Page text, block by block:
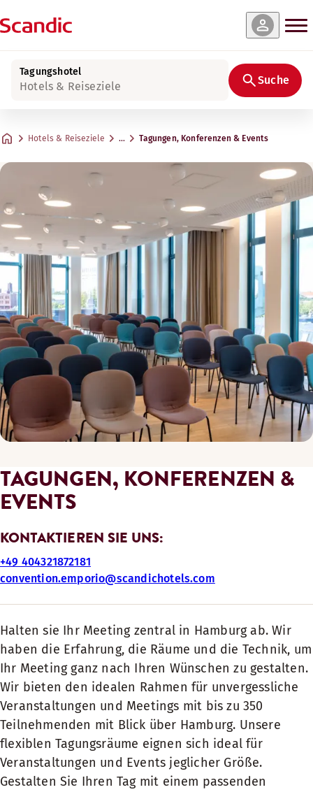
Tagungshotel
Hotels & Reiseziele Suche
Hotels & Reiseziele … Tagungen, Konferenzen & Events
TAGUNGEN, KONFERENZEN &
EVENTS
KONTAKTIEREN SIE UNS:
+49 404321872181
convention.emporio@scandichotels.com
Halten sie Ihr Meeting zentral in Hamburg ab. Wir
haben die Erfahrung, die Räume und die Technik, um
Ihr Meeting ganz nach Ihren Wünschen zu gestalten.
Wir bieten den idealen Rahmen für unvergessliche
Veranstaltungen und Meetings mit bis zu 350
Teilnehmenden mit Blick über Hamburg. Unsere
flexiblen Tagungsräume eignen sich ideal für
Veranstaltungen und Events jeglicher Größe.
Gestalten Sie Ihren Tag mit einem passenden